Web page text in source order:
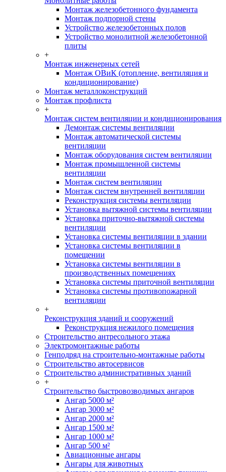
Монтаж железобетонного фундамента
Монтаж подпорной стены
Устройство железобетонных полов
Устройство монолитной железобетонной
плиты
+
Монтаж инженерных сетей
Монтаж ОВиК (отопление, вентиляция и
кондиционирование)
Монтаж металлоконструкций
Монтаж профлиста
+
Монтаж систем вентиляции и кондиционирования
Демонтаж системы вентиляции
Монтаж автоматической системы
вентиляции
Монтаж оборудования систем вентиляции
Монтаж промышленной системы
вентиляции
Монтаж систем вентиляции
Монтаж систем внутренней вентиляции
Реконструкция системы вентиляции
Установка вытяжной системы вентиляции
Установка приточно-вытяжной системы
вентиляции
Установка системы вентиляции в здании
Установка системы вентиляции в
помещении
Установка системы вентиляции в
производственных помещениях
Установка системы приточной вентиляции
Установка системы противопожарной
вентиляции
+
Реконструкция зданий и сооружений
Реконструкция нежилого помещения
Строительство антресольного этажа
Электромонтажные работы
Генподряд на строительно-монтажные работы
Строительство автосервисов
Строительство административных зданий
+
Строительство быстровозводимых ангаров
Ангар 5000 м²
Ангар 3000 м²
Ангар 2000 м²
Ангар 1500 м²
Ангар 1000 м²
Ангар 500 м²
Авиационные ангары
Ангары для животных